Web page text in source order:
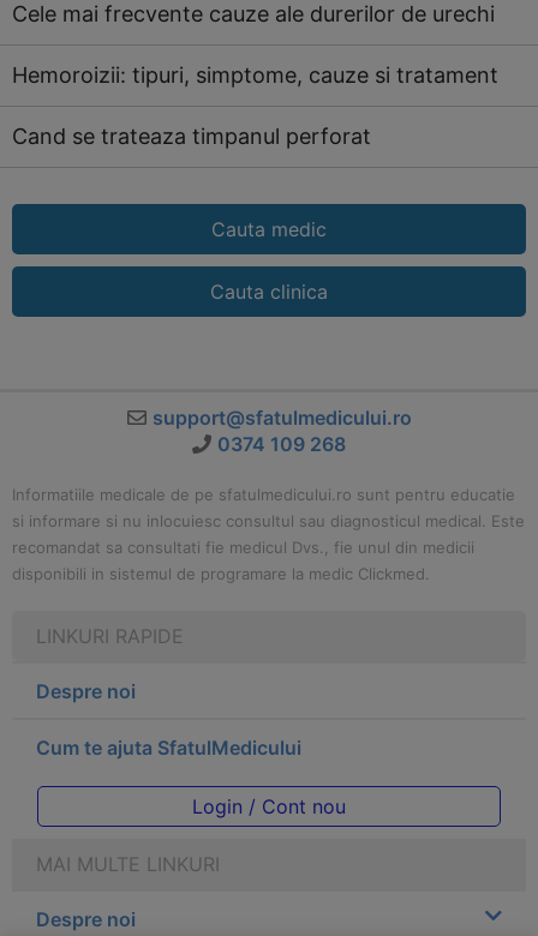
Cele mai frecvente cauze ale durerilor de urechi
Hemoroizii: tipuri, simptome, cauze si tratament
Cand se trateaza timpanul perforat
Cauta medic
Cauta clinica
support@sfatulmedicului.ro
0374 109 268
Informatiile medicale de pe sfatulmedicului.ro sunt pentru educatie
si informare si nu inlocuiesc consultul sau diagnosticul medical. Este
recomandat sa consultati fie medicul Dvs., fie unul din medicii
disponibili in sistemul de programare la medic Clickmed.
LINKURI RAPIDE
Despre noi
Cum te ajuta SfatulMedicului
Login / Cont nou
MAI MULTE LINKURI
Despre noi